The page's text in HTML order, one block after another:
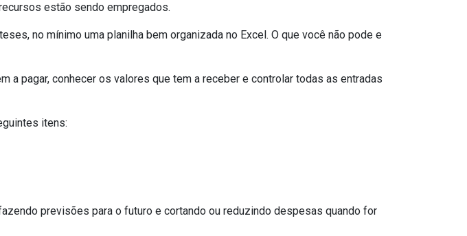
estão sendo empregados.
no mínimo uma planilha bem organizada no Excel. O que você não pode e
pagar, conhecer os valores que tem a receber e controlar todas as entradas
itens:
previsões para o futuro e cortando ou reduzindo despesas quando for